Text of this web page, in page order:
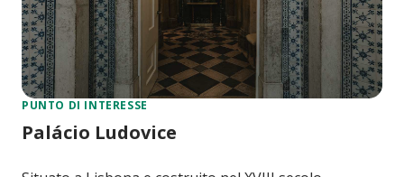
PUNTO DI INTERESSE
Palácio Ludovice